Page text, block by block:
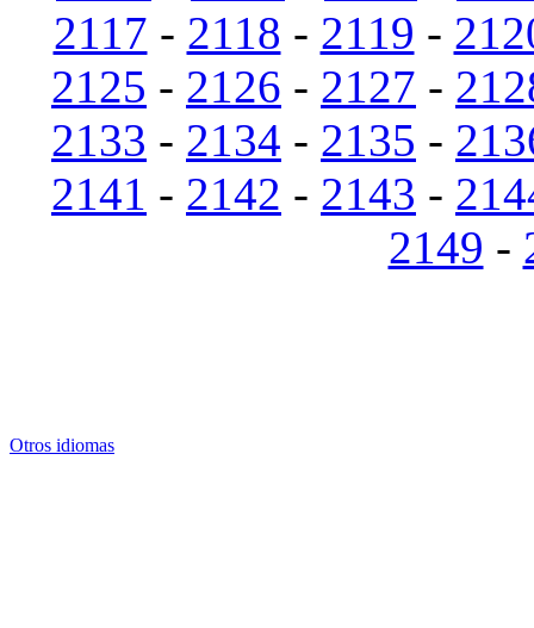
2117 - 2118 - 2119 -
2125 - 2126 - 2127 -
2133 - 2134 - 2135 -
2141 - 2142 - 2143 -
2149 -
Otros idiomas